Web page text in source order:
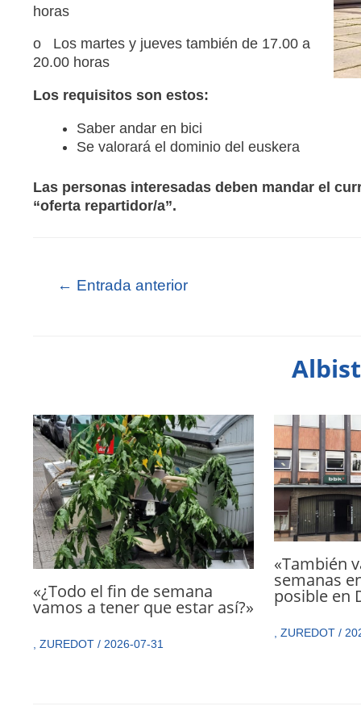
horas
o Los martes y jueves también de 17.00 a
20.00 horas
Los requisitos son estos:
Saber andar en bici
Se valorará el dominio del euskera
Las personas interesadas deben mandar el
“oferta repartidor/a”.
← Entrada anterior
«¿Todo el fin de semana
vamos a tener que estar así?»
ZUREDOT/ 2026-07-31
«También
semanas
posible en
,ZUREDOT /